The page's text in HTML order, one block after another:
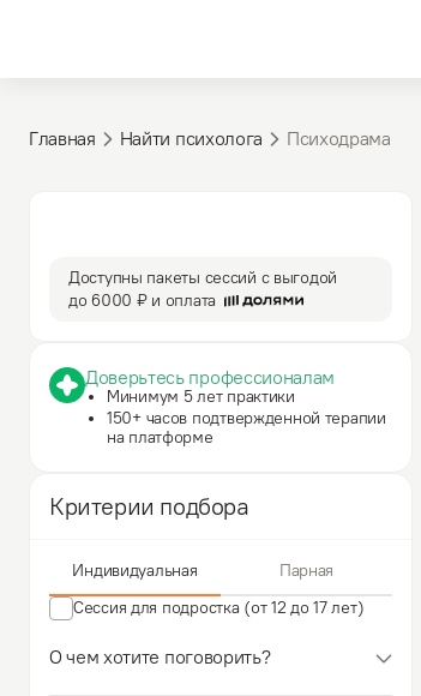
Главная Найти психолога Психодрама
Доступны пакеты сессий с выгодой
до6000 ₽и оплата
Доверьтесь профессионалам
Минимум 5 лет практики
150+ часов подтвержденной терапии
на платформе
Критерии подбора
Индивидуальная
Парная
Сессия для подростка (от 12 до 17 лет)
О чем хотите поговорить?